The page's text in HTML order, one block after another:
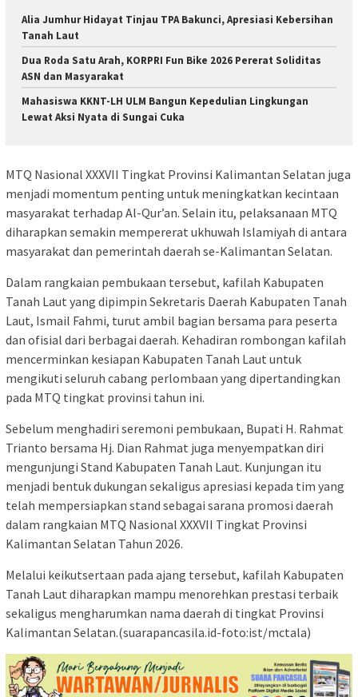
Alia Jumhur Hidayat Tinjau TPA Bakunci, Apresiasi Kebersihan
Tanah Laut
Dua Roda Satu Arah, KORPRI Fun Bike 2026 Pererat Soliditas
ASN dan Masyarakat
Mahasiswa KKNT-LH ULM Bangun Kepedulian Lingkungan
Lewat Aksi Nyata di Sungai Cuka
MTQ Nasional XXXVII Tingkat Provinsi Kalimantan Selatan juga
menjadi momentum penting untuk meningkatkan kecintaan
masyarakat terhadap Al-Qur’an. Selain itu, pelaksanaan MTQ
diharapkan semakin mempererat ukhuwah Islamiyah di antara
masyarakat dan pemerintah daerah se-Kalimantan Selatan.
Dalam rangkaian pembukaan tersebut, kafilah Kabupaten
Tanah Laut yang dipimpin Sekretaris Daerah Kabupaten Tanah
Laut, Ismail Fahmi, turut ambil bagian bersama para peserta
dan ofisial dari berbagai daerah. Kehadiran rombongan kafilah
mencerminkan kesiapan Kabupaten Tanah Laut untuk
mengikuti seluruh cabang perlombaan yang dipertandingkan
pada MTQ tingkat provinsi tahun ini.
Sebelum menghadiri seremoni pembukaan, Bupati H. Rahmat
Trianto bersama Hj. Dian Rahmat juga menyempatkan diri
mengunjungi Stand Kabupaten Tanah Laut. Kunjungan itu
menjadi bentuk dukungan sekaligus apresiasi kepada tim yang
telah mempersiapkan stand sebagai sarana promosi daerah
dalam rangkaian MTQ Nasional XXXVII Tingkat Provinsi
Kalimantan Selatan Tahun 2026.
Melalui keikutsertaan pada ajang tersebut, kafilah Kabupaten
Tanah Laut diharapkan mampu menorehkan prestasi terbaik
sekaligus mengharumkan nama daerah di tingkat Provinsi
Kalimantan Selatan.(suarapancasila.id-foto:ist/mctala)